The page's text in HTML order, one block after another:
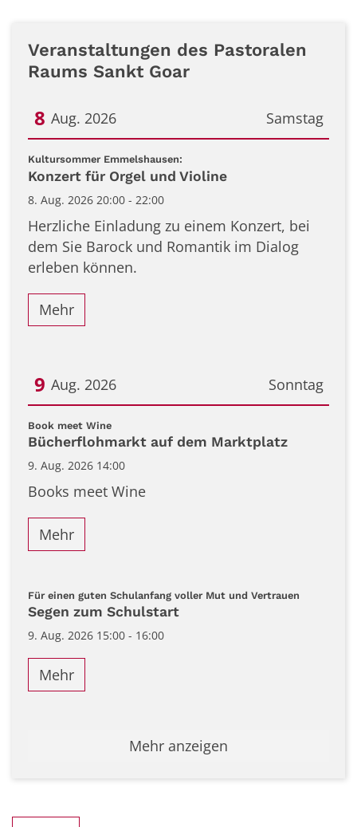
Veranstaltungen des Pastoralen
Raums Sankt Goar
Samstag
8 Aug. 2026
Datum: 8. August 2026
Kultursommer Emmelshausen:
Konzert für Orgel und Violine
8. Aug. 2026 20:00 - 22:00
Herzliche Einladung zu einem Konzert, bei
dem Sie Barock und Romantik im Dialog
erleben können.
Mehr
Sonntag
9 Aug. 2026
Datum: 9. August 2026
Book meet Wine:
Bücherflohmarkt auf dem Marktplatz
9. Aug. 2026 14:00
Books meet Wine
Mehr
Für einen guten Schulanfang voller Mut und Vertrauen
Segen zum Schulstart
9. Aug. 2026 15:00 - 16:00
Mehr
Mehr anzeigen